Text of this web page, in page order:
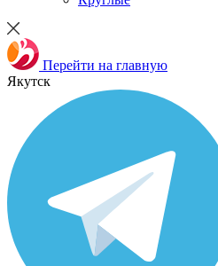
Перейти на главную
Якутск